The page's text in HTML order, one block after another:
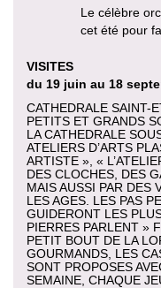
Le célèbre
cet été pour
VISITES
du 19 juin au 18
CATHEDRALE SAINT-
PETITS ET GRANDS
LA CATHEDRALE
ATELIERS D’ARTS
ARTISTE », «
DES CLOCHES, DES
MAIS AUSSI PAR DES
LES AGES. LES PAS
GUIDERONT LES
PIERRES PARLENT »
PETIT BOUT DE LA
GOURMANDS, LES
SONT PROPOSES
SEMAINE, CHAQUE